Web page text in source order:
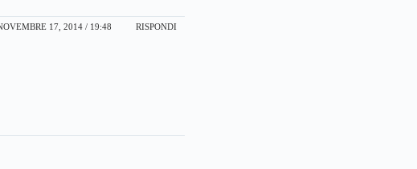
17, 2014 / 19:48 RISPONDI